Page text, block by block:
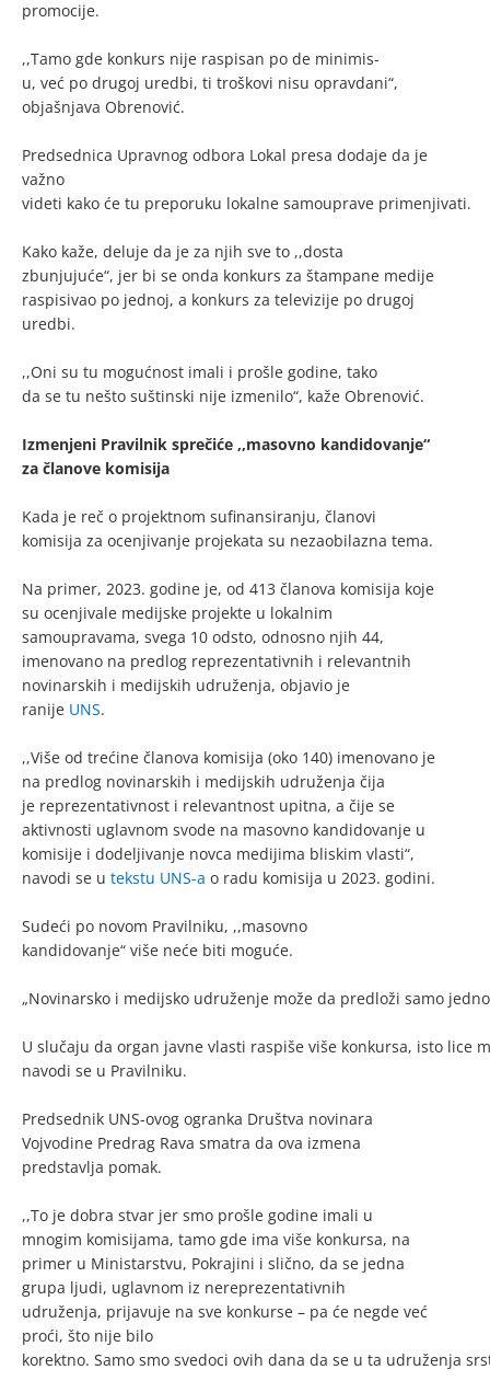
promocije.
,,Tamo gde konkurs nije raspisan po de minimis-
u, već po drugoj uredbi, ti troškovi nisu opravdani“,
objašnjava Obrenović.
Predsednica Upravnog odbora Lokal presa dodaje da je
važno
videti kako će tu preporuku lokalne samouprave primenjivati.
Kako kaže, deluje da je za njih sve to ,,dosta
zbunjujuće“, jer bi se onda konkurs za štampane medije
raspisivao po jednoj, a konkurs za televizije po drugoj
uredbi.
,,Oni su tu mogućnost imali i prošle godine, tako
da se tu nešto suštinski nije izmenilo“, kaže Obrenović.
Izmenjeni Pravilnik sprečiće ,,masovno kandidovanje“
za članove komisija
Kada je reč o projektnom sufinansiranju, članovi
komisija za ocenjivanje projekata su nezaobilazna tema.
Na primer, 2023. godine je, od 413 članova komisija koje
su ocenjivale medijske projekte u lokalnim
samoupravama, svega 10 odsto, odnosno njih 44,
imenovano na predlog reprezentativnih i relevantnih
novinarskih i medijskih udruženja, objavio je
ranije UNS.
,,Više od trećine članova komisija (oko 140) imenovano je
na predlog novinarskih i medijskih udruženja čija
je reprezentativnost i relevantnost upitna, a čije se
aktivnosti uglavnom svode na masovno kandidovanje u
komisije i dodeljivanje novca medijima bliskim vlasti“,
navodi se u tekstu UNS-a o radu komisija u 2023. godini.
Sudeći po novom Pravilniku, ,,masovno
kandidovanje“ više neće biti moguće.
„Novinarsko i medijsko udruženje može da predloži samo
U slučaju da organ javne vlasti raspiše više konkursa, isto lice
navodi se u Pravilniku.
Predsednik UNS-ovog ogranka Društva novinara
Vojvodine Predrag Rava smatra da ova izmena
predstavlja pomak.
,,To je dobra stvar jer smo prošle godine imali u
mnogim komisijama, tamo gde ima više konkursa, na
primer u Ministarstvu, Pokrajini i slično, da se jedna
grupa ljudi, uglavnom iz nereprezentativnih
udruženja, prijavuje na sve konkurse – pa će negde već
proći, što nije bilo
korektno. Samo smo svedoci ovih dana da se u ta udruženja